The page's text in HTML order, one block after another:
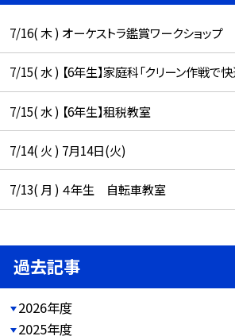
7/16( 木 ) オーケストラ鑑賞ワークショップ
7/15( 水 ) 【6年生】家庭科「クリーン作戦で快
7/15( 水 ) 【6年生】租税教室
7/14( 火 ) 7月14日(火)
7/13( 月 ) ４年生 自転車教室
過去記事
2026年度
2025年度